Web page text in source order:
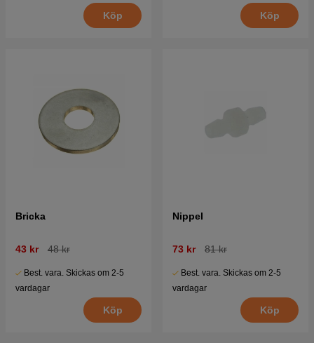
Köp Köp
Bricka
43 kr 48 kr
Best. vara. Skickas om 2-5
vardagar
Köp
Nippel
73 kr 81 kr
Best. vara. Skickas om 2-5
vardagar
Köp